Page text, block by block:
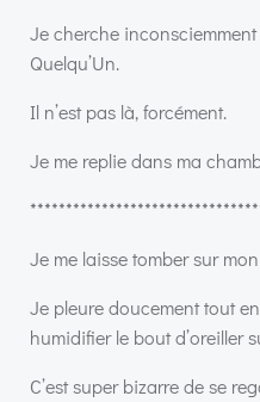
Je cherche
Quelqu’Un.
Il n’est pas là, forcément.
Je me replie dans ma
Je me laisse tomber sur
Je pleure doucement tout
humidifier le bout d’oreiller
C’est super bizarre de se